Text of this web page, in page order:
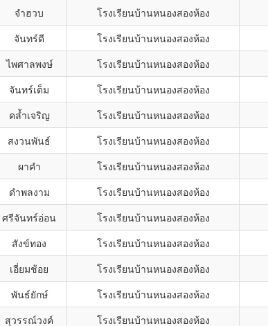
จำฮวบ โรงเรียนบ้านหนองสองห้อง
จันทร์ดี โรงเรียนบ้านหนองสองห้อง
ไพศาลพงษ์ โรงเรียนบ้านหนองสองห้อง
จันทร์เต็ม โรงเรียนบ้านหนองสองห้อง
คล้ำเจริญ โรงเรียนบ้านหนองสองห้อง
สงวนพันธ์ โรงเรียนบ้านหนองสองห้อง
ผาคำ โรงเรียนบ้านหนองสองห้อง
ดำพลงาม โรงเรียนบ้านหนองสองห้อง
ศรีจันทร์อ่อน โรงเรียนบ้านหนองสองห้อง
สังข์ทอง โรงเรียนบ้านหนองสองห้อง
เอี่ยมช้อย โรงเรียนบ้านหนองสองห้อง
พันธ์ยักษ์ โรงเรียนบ้านหนองสองห้อง
สุวรรณ์วงค์ โรงเรียนบ้านหนองสองห้อง